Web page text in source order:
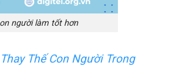
người làm tốt hơn
Thế Con Người Trong